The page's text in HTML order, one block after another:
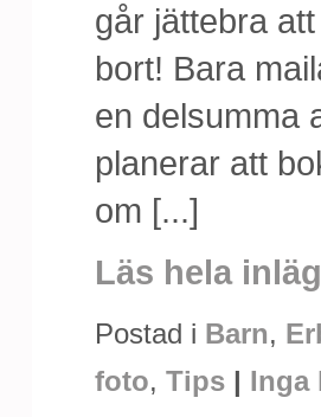
går jättebra
bort! Bara
en delsumma
planerar att
om [...]
Läs hela
Postad i Barn,
foto, Tips | Inga